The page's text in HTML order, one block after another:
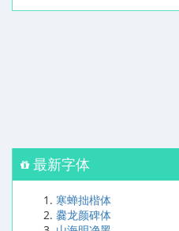
最新字体
寒蝉拙楷体
爨龙颜碑体